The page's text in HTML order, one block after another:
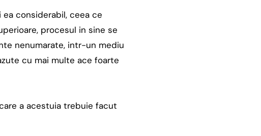
considerabil, ceea ce
procesul in sine se
nenumarate, intr-un mediu
cu mai multe ace foarte
a acestuia trebuie facut